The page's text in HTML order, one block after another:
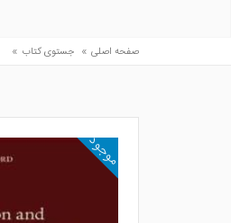
صفحه اصلی » جستوی کتاب »
موجود